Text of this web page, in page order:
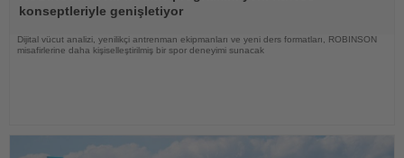
konseptleriyle genişletiyor
Dijital vücut analizi, yenilikçi antrenman ekipmanları ve yeni ders formatları, ROBINSON
misafirlerine daha kişiselleştirilmiş bir spor deneyimi sunacak